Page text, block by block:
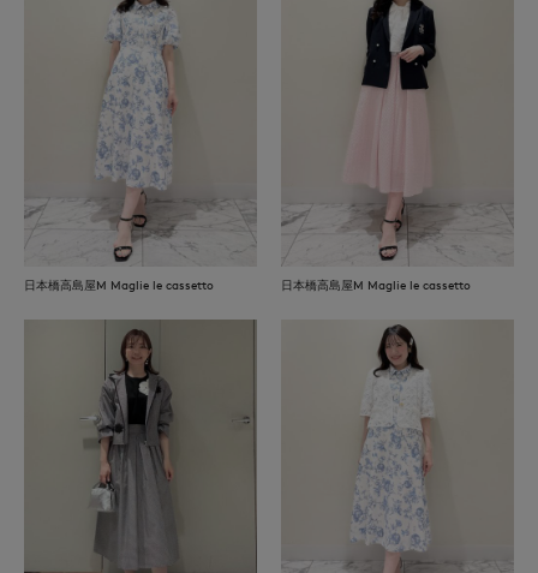
日本橋高島屋M Maglie le cassetto 日本橋高島屋M Maglie le cassetto